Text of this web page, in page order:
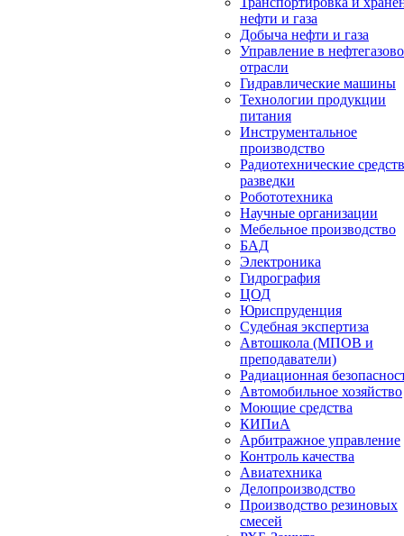
нефти и газа
Добыча нефти и газа
Управление в
отрасли
Гидравлические машины
Технологии продукции
питания
Инструментальное
производство
Радиотехнические
разведки
Робототехника
Научные организации
Мебельное производство
БАД
Электроника
Гидрография
ЦОД
Юриспруденция
Судебная экспертиза
Автошкола (МПОВ и
преподаватели)
Радиационная
Автомобильное хозяйство
Моющие средства
КИПиА
Арбитражное управление
Контроль качества
Авиатехника
Делопроизводство
Производство резиновых
смесей